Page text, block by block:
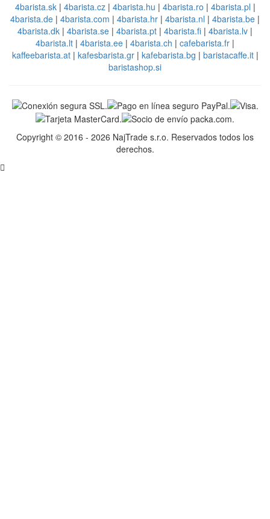
4barista.sk| 4barista.cz| 4barista.hu | 4barista.ro | 4barista.pl |
4barista.de | 4barista.com | 4barista.hr | 4barista.nl | 4barista.be |
4barista.dk | 4barista.se | 4barista.pt | 4barista.fi | 4barista.lv |
4barista.lt | 4barista.ee | 4barista.ch | cafebarista.fr |
kaffeebarista.at| kafesbarista.gr| kafebarista.bg | baristacaffe.it|
baristashop.si
Copyright © 2016 - 2026 NajTrade s.r.o. Reservados todos los
derechos.